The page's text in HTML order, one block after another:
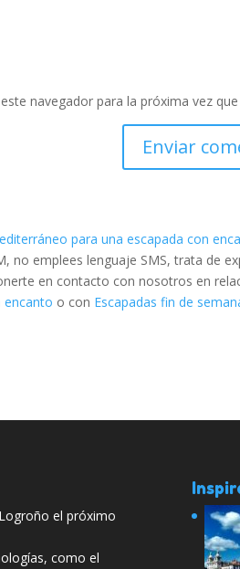
navegador para la próxima vez
para una escapada con
no emplees lenguaje SMS, trata de
en contacto con nosotros en
encanto o con Escapadas fin de
el próximo
como el